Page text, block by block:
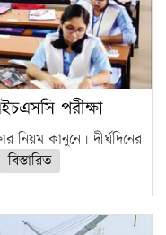
পরীক্ষা
কানুনে। দীর্ঘদিনের
বিস্তারিত